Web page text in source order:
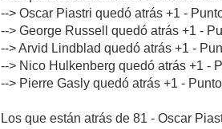
--> Oscar Piastri quedó atrás +1 -
--> George Russell quedó atrás +1 -
--> Arvid Lindblad quedó atrás +1 -
--> Nico Hulkenberg quedó atrás +1 -
--> Pierre Gasly quedó atrás +1 -
Los que están atrás de 81 - Oscar